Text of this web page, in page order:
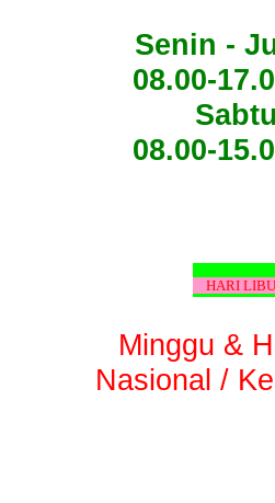
Senin -
08.00-
08.00-
HARI
Minggu &
Nasional /